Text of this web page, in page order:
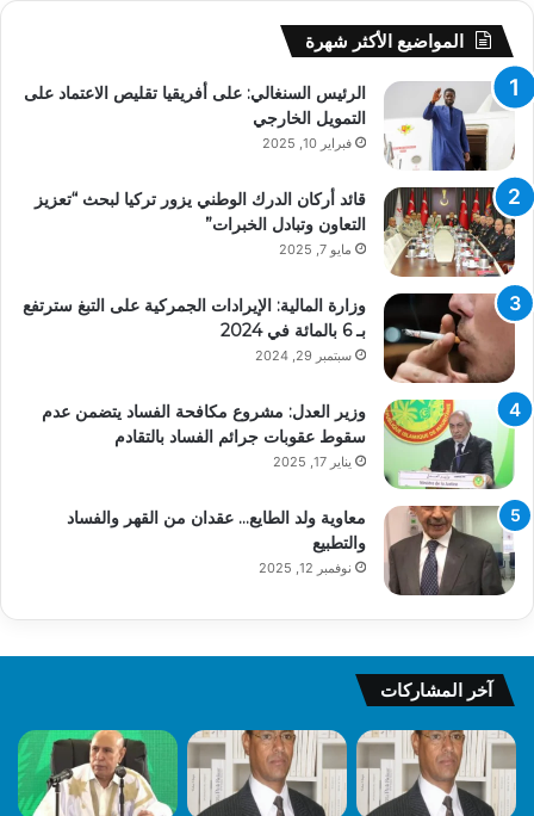
المواضيع الأكثر شهرة
الرئيس السنغالي: على أفريقيا تقليص الاعتماد على
التمويل الخارجي
فبراير 10, 2025
قائد أركان الدرك الوطني يزور تركيا لبحث “تعزيز
التعاون وتبادل الخبرات”
مايو 7, 2025
وزارة المالية: الإيرادات الجمركية على التبغ سترتفع
بـ 6 بالمائة في 2024
سبتمبر 29, 2024
وزير العدل: مشروع مكافحة الفساد يتضمن عدم
سقوط عقوبات جرائم الفساد بالتقادم
يناير 17, 2025
معاوية ولد الطايع… عقدان من القهر والفساد
والتطبيع
نوفمبر 12, 2025
آخر المشاركات